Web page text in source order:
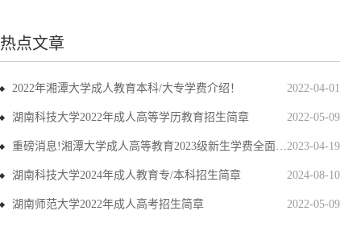
热点文章
2022-04-01
2022年湘潭大学成人教育本科/大专学费介绍！
2022-05-09
湖南科技大学2022年成人高等学历教育招生简章
2023-04-19
重磅消息!湘潭大学成人高等教育2023级新生学费全面上调
2024-08-10
湖南科技大学2024年成人教育专/本科招生简章
2022-05-09
湖南师范大学2022年成人高考招生简章